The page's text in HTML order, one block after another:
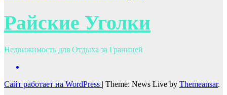
Райские Уголки
Недвижимость для Отдыха за Границей
Сайт работает на WordPress | Theme: News Live by Themeansar.